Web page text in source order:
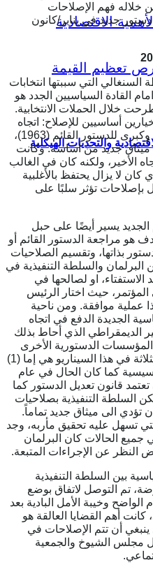
والتحديات الهيكلية
خلاله فهم الإصلاحات
دستور جديد في يناير/كانون
السنغالي التي سببتها انتخابات
امام القادة السياسيين الجدد هو
خلال الحملات الانتخابية.
أساسيين للإصلاح: اتجاه
معتدل يتكون من مراجعات صغرى وكبرى للدستور القائم (1963)،
ميثاق جديد من أساسه. وكانت
الأخير، ولكنه كان في الغالب
لا يزال يحتفظ بالأغلبية
بإصلاحات تؤثر سلبًا على
الجديد يسير أيضًا على حبل
هو مراجعة الدستور القائم أو
جديد. المادة 89 من الدستور بذاتها، وتقسيم الصلاحيات
البرلمان والسلطة التنفيذية في
الاستفتاء، او لصالحها في
حيث اختار الرئيس
عملية موافقة. ومن ناحية
الجديدة الدفع في اتجاه
الديمقراطي الذي أحاط بذلك
الدستورية الأخرى
ولاسيما البرلمان. كانت الخيارات الثلاثة في هذا السيناريو هي إما (1)
كما كان الحال في عام
ميثاق جديد, او (2) ان تعتمد قانون تعديل الدستور كما
او، (3) انها تمكن السلطة التنفيذية بصلاحيات
تؤدي الى ميثاق جديد تماماً.
التي تسهل عليه تحقيق مأربه، وجد
الحالات كان البرلمان
النظر عن الإجراءات المتبعة.
بين السلطة التنفيذية
تم التوصل لاتفاق بوضع
وخيبة الأمل البادية بعد
أهم القضايا العالقة هو
ينبغي أن تتم الإصلاحات في
مجلس الشيوخ والجمعية